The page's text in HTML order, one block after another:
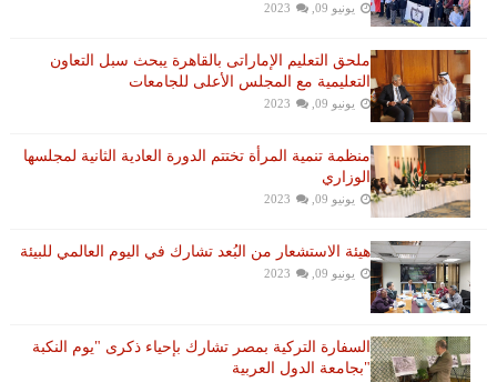
يونيو 09, 2023
ملحق التعليم الإماراتى بالقاهرة يبحث سبل التعاون
التعليمية مع المجلس الأعلى للجامعات
يونيو 09, 2023
منظمة تنمية المرأة تختتم الدورة العادية الثانية لمجلسها
الوزاري
يونيو 09, 2023
هيئة الاستشعار من البُعد تشارك في اليوم العالمي للبيئة
يونيو 09, 2023
السفارة التركية بمصر تشارك بإحياء ذكرى "يوم النكبة
"بجامعة الدول العربية